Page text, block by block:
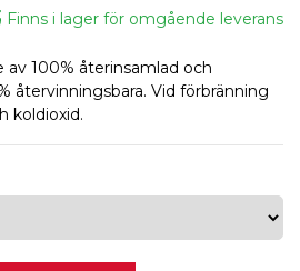
Finns i lager för omgående leverans
av 100% återinsamlad och
återvinningsbara. Vid förbränning
koldioxid.